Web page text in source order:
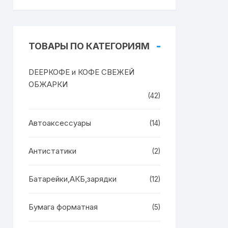
ТОВАРЫ ПО КАТЕГОРИЯМ
DEEPКОФЕ и КОФЕ СВЕЖЕЙ
ОБЖАРКИ
(42)
Автоаксессуары (14)
Антистатики (2)
Батарейки,АКБ,зарядки (12)
Бумага форматная (5)